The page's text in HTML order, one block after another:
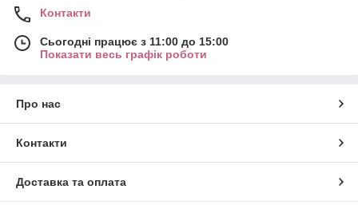
Контакти
Сьогодні працює з 11:00 до 15:00
Показати весь графік роботи
Про нас
Контакти
Доставка та оплата